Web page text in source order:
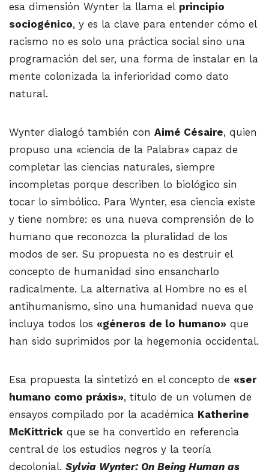
esa dimensión Wynter la llama el principio
sociogénico, y es la clave para entender cómo el
racismo no es solo una práctica social sino una
programación del ser, una forma de instalar en la
mente colonizada la inferioridad como dato
natural.
Wynter dialogó también con Aimé Césaire, quien
propuso una «ciencia de la Palabra» capaz de
completar las ciencias naturales, siempre
incompletas porque describen lo biológico sin
tocar lo simbólico. Para Wynter, esa ciencia existe
y tiene nombre: es una nueva comprensión de lo
humano que reconozca la pluralidad de los
modos de ser. Su propuesta no es destruir el
concepto de humanidad sino ensancharlo
radicalmente. La alternativa al Hombre no es el
antihumanismo, sino una humanidad nueva que
incluya todos los «géneros de lo humano» que
han sido suprimidos por la hegemonía occidental.
Esa propuesta la sintetizó en el concepto de «ser
humano como práxis», título de un volumen de
ensayos compilado por la académica Katherine
McKittrick que se ha convertido en referencia
central de los estudios negros y la teoría
decolonial. Sylvia Wynter: On Being Human as